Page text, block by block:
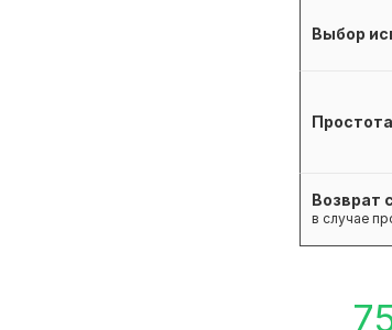
Выбор
Возврат
в случае